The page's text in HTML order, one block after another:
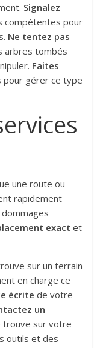
Signalez
compétentes pour
Ne tentez pas
arbres tombés
Faites
pour gérer ce type
une route ou
rapidement
exact et
sur un terrain
en charge ce
écrite de votre
un
trouve sur votre
outils et des